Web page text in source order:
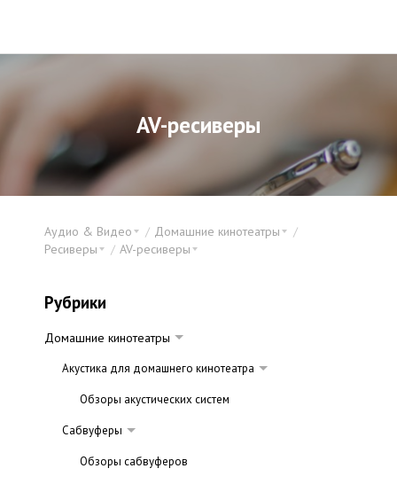
AV-ресиверы
Аудио & Видео
Домашние кинотеатры
Ресиверы
AV-ресиверы
Рубрики
Домашние кинотеатры
Акустика для домашнего кинотеатра
Обзоры акустических систем
Сабвуферы
Обзоры сабвуферов